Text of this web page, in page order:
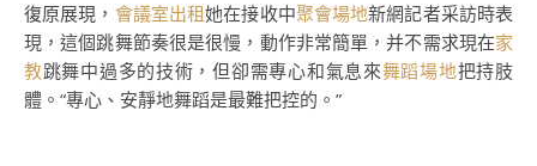
復原展現， 會議室出租她在接收中聚會場地新網記者采訪時表
現，這個跳舞節奏很是很慢，動作非常簡單，并不需求現在家
教跳舞中過多的技術，但卻需專心和氣息來舞蹈場地把持肢
體。“專心、安靜地舞蹈是最難把控的。”